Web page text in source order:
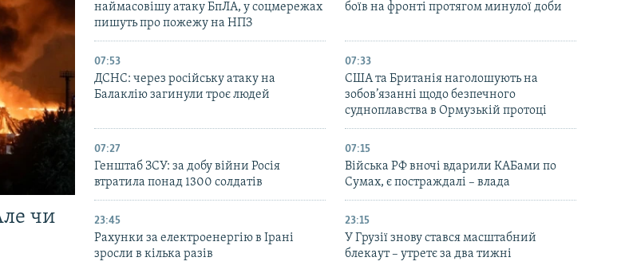
чи
наймасовішу атаку БпЛА, у соцмережах
пишуть про пожежу на НПЗ
боїв на фронті протягом минулої доби
07:53
ДСНС: через російську атаку на
Балаклію загинули троє людей
07:33
США та Британія наголошують на
зобов’язанні щодо безпечного
судноплавства в Ормузькій протоці
07:27
Генштаб ЗСУ: за добу війни Росія
втратила понад 1300 солдатів
07:15
Війська РФ вночі вдарили КАБами по
Сумах, є постраждалі – влада
23:45
Рахунки за електроенергію в Ірані
зросли в кілька разів
23:15
У Грузії знову стався масштабний
блекаут – утретє за два тижні